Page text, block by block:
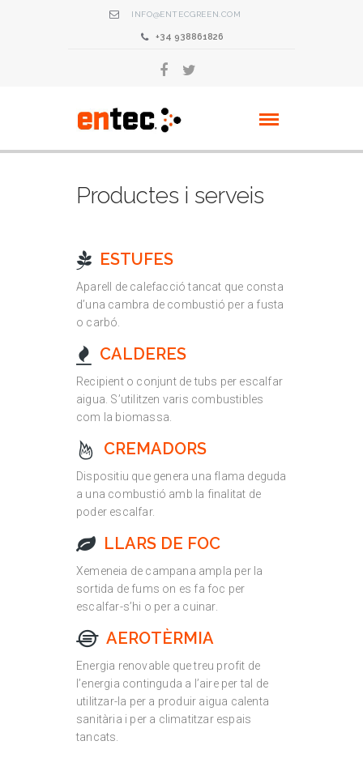
INFO@ENTECGREEN.COM
+34 938861826
Productes i serveis
ESTUFES
Aparell de calefacció tancat que consta
d’una cambra de combustió per a fusta
o carbó.
CALDERES
Recipient o conjunt de tubs per escalfar
aigua. S’utilitzen varis combustibles
com la biomassa.
CREMADORS
Dispositiu que genera una flama deguda
a una combustió amb la finalitat de
poder escalfar.
LLARS DE FOC
Xemeneia de campana ampla per la
sortida de fums on es fa foc per
escalfar-s’hi o per a cuinar.
AEROTÈRMIA
Energia renovable que treu profit de
l’energia continguda a l’aire per tal de
utilitzar-la per a produir aigua calenta
sanitària i per a climatitzar espais
tancats.